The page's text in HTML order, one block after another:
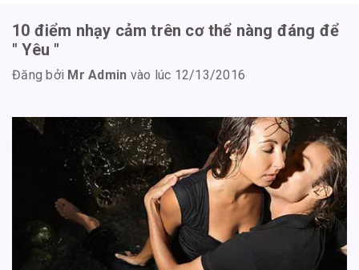
10 điểm nhạy cảm trên cơ thể nàng đáng để
" Yêu "
Đăng bởi Mr Admin vào lúc 12/13/2016